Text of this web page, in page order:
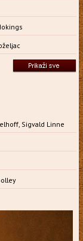
Sigvald Linne